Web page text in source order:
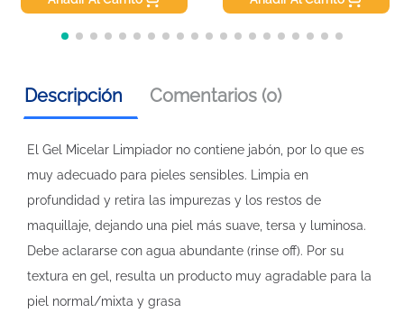
Descripción Comentarios (0)
El Gel Micelar Limpiador no contiene jabón, por lo que es
muy adecuado para pieles sensibles. Limpia en
profundidad y retira las impurezas y los restos de
maquillaje, dejando una piel más suave, tersa y luminosa.
Debe aclararse con agua abundante (rinse off). Por su
textura en gel, resulta un producto muy agradable para la
piel normal/mixta y grasa